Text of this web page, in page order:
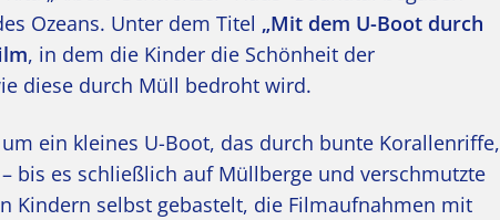
Ozeans. Unter dem Titel „Mit dem U-Boot durch
, in dem die Kinder die Schönheit der
diese durch Müll bedroht wird.
ein kleines U-Boot, das durch bunte Korallenriffe,
bis es schließlich auf Müllberge und verschmutzte
Kindern selbst gebastelt, die Filmaufnahmen mit